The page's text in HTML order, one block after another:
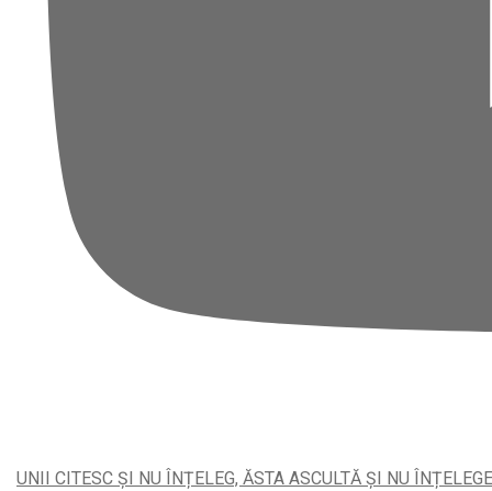
UNII CITESC ȘI NU ÎNȚELEG, ĂSTA ASCULTĂ ȘI NU